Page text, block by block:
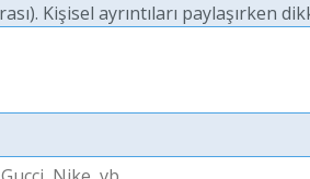
Kişisel ayrıntıları paylaşırken